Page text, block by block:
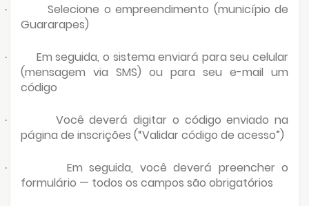
·
Selecione o empreendimento (município de
Guararapes)
·
Em seguida, o sistema enviará para seu celular
(mensagem via SMS) ou para seu e-mail um
código
·
Você deverá digitar o código enviado na
página de inscrições (“Validar código de acesso”)
·
Em seguida, você deverá preencher o
formulário — todos os campos são obrigatórios